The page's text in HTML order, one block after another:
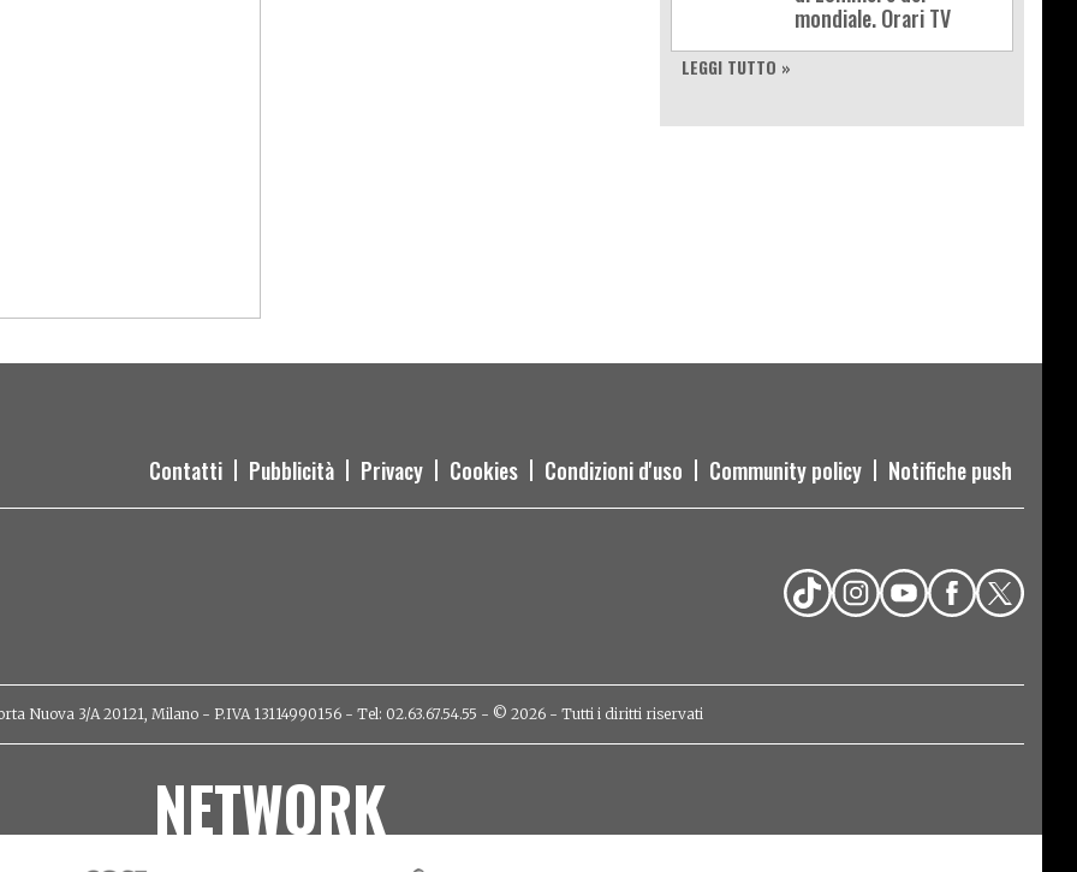
mondiale. Orari TV
LEGGI TUTTO »
Contatti Pubblicità Privacy Cookies Condizioni d'uso Community policy Notifiche push
Nuova 3/A 20121, Milano - P.IVA 13114990156 - Tel: 02.63.67.54.55 - © 2026 - Tutti i diritti riservati
NETWORK